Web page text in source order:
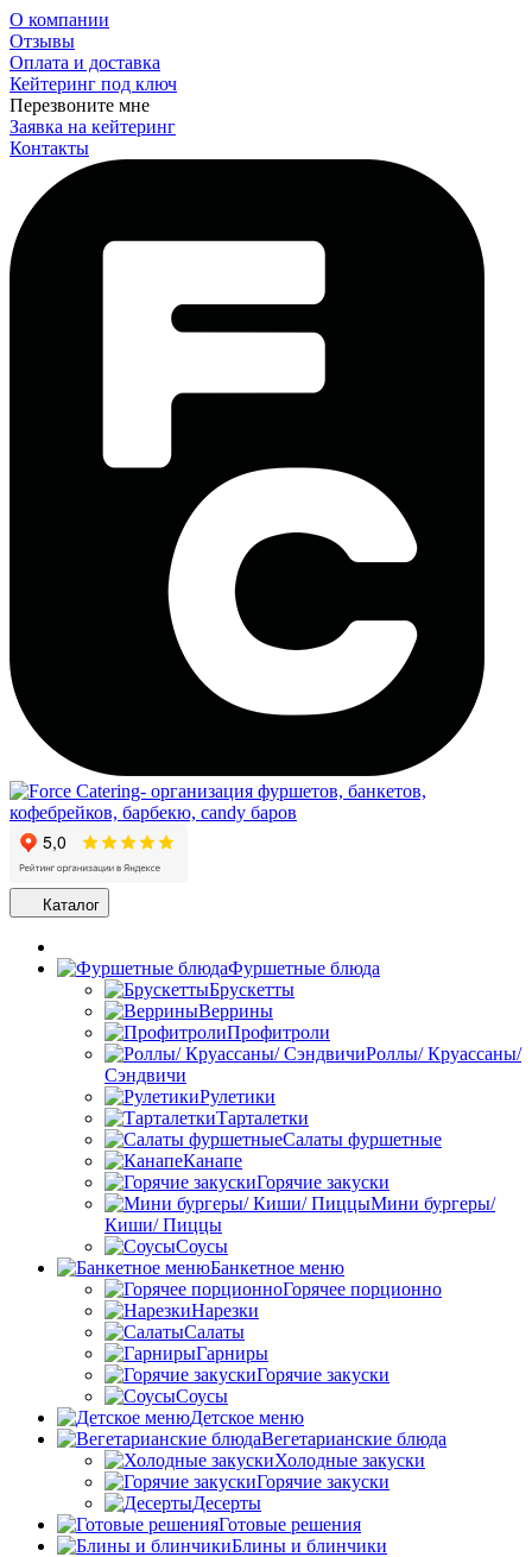
О компании
Отзывы
Оплата и доставка
Кейтеринг под ключ
Перезвоните мне
Заявка на кейтеринг
Контакты
Каталог
Фуршетные блюда
Брускетты
Веррины
Профитроли
Роллы/ Круассаны/
Сэндвичи
Рулетики
Тарталетки
Салаты фуршетные
Канапе
Горячие закуски
Мини бургеры/
Киши/ Пиццы
Соусы
Банкетное меню
Горячее порционно
Нарезки
Салаты
Гарниры
Горячие закуски
Соусы
Детское меню
Вегетарианские блюда
Холодные закуски
Горячие закуски
Десерты
Готовые решения
Блины и блинчики